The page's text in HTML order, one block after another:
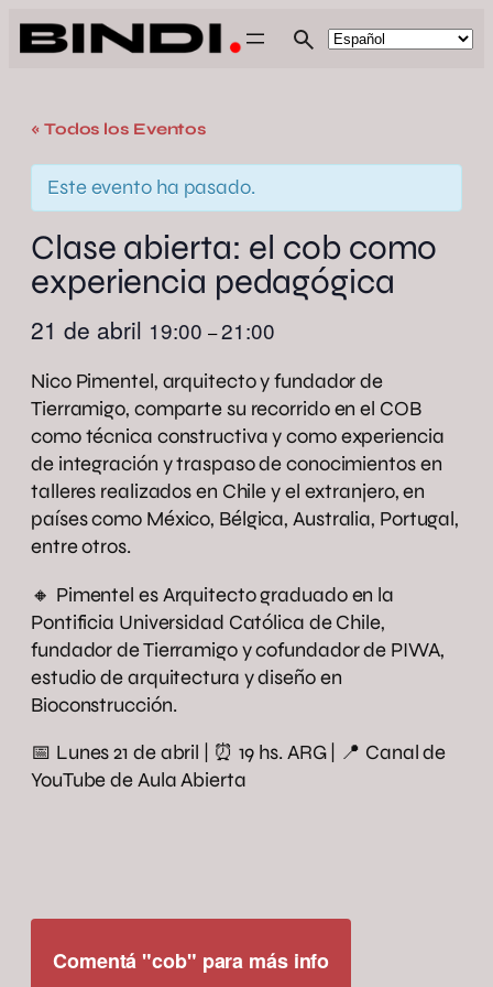
« Todos los Eventos
Este evento ha pasado.
Clase abierta: el cob como
experiencia pedagógica
21 de abril 19:00 –21:00
Nico Pimentel, arquitecto y fundador de
Tierramigo, comparte su recorrido en el COB
como técnica constructiva y como experiencia
de integración y traspaso de conocimientos en
talleres realizados en Chile y el extranjero, en
países como México, Bélgica, Australia, Portugal,
entre otros.
🔸 Pimentel es Arquitecto graduado en la
Pontificia Universidad Católica de Chile,
fundador de Tierramigo y cofundador de PIWA,
estudio de arquitectura y diseño en
Bioconstrucción.
📅 Lunes 21 de abril | ⏰ 19 hs. ARG | 📍 Canal de
YouTube de Aula Abierta
Comentá "cob" para más info